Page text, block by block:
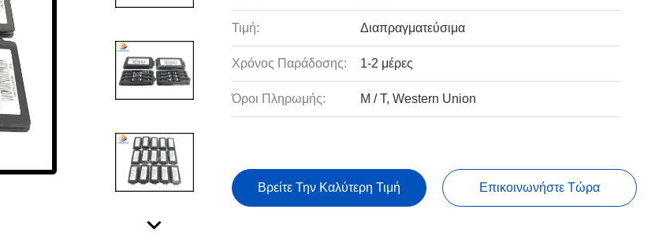
Τιμή: Διαπραγματεύσιμα
Χρόνος Παράδοσης: 1-2 μέρες
Όροι Πληρωμής: Μ / Τ, Western Union
Βρείτε Την Καλύτερη Τιμή Επικοινωνήστε Τώρα